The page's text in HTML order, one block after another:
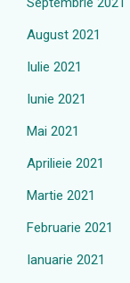
August 2021
Iulie 2021
Iunie 2021
Mai 2021
Aprilieie 2021
Martie 2021
Februarie 2021
Ianuarie 2021